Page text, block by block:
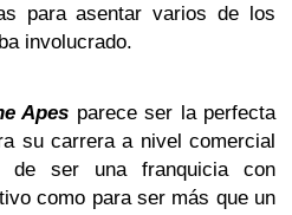
para asentar varios de los
involucrado.
Apes parece ser la perfecta
su carrera a nivel comercial
de ser una franquicia con
como para ser más que un